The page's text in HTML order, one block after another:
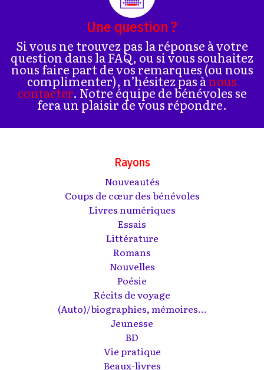
Une question ?
Si vous ne trouvez pas la réponse à votre
question dans la FAQ, ou si vous souhaitez
nous faire part de vos remarques (ou nous
complimenter), n’hésitez pas ànous
contacter. Notre équipe de bénévoles se
fera un plaisir de vous répondre.
Rayons
Nouveautés
Coups de cœur des bénévoles
Livres numériques
Essais
Littérature
Romans
Nouvelles
Poésie
Récits de voyage
(Auto)/biographies, mémoires...
Jeunesse
BD
Vie pratique
Beaux-livres